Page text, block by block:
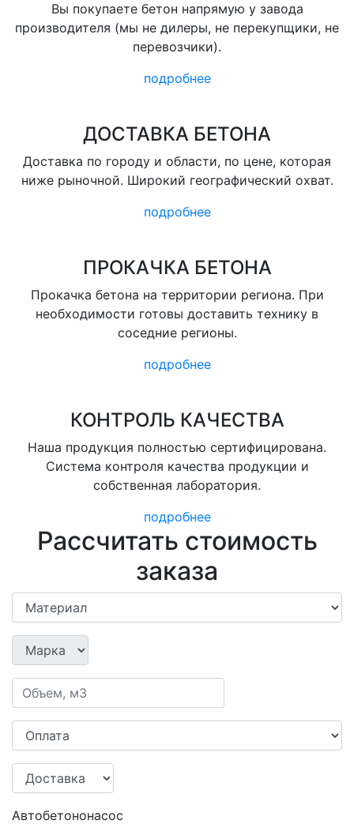
Вы покупаете бетон напрямую у завода
производителя (мы не дилеры, не перекупщики, не
перевозчики).
подробнее
ДОСТАВКА БЕТОНА
Доставка по городу и области, по цене, которая
ниже рыночной. Широкий географический охват.
подробнее
ПРОКАЧКА БЕТОНА
Прокачка бетона на территории региона. При
необходимости готовы доставить технику в
соседние регионы.
подробнее
КОНТРОЛЬ КАЧЕСТВА
Наша продукция полностью сертифицирована.
Система контроля качества продукции и
собственная лаборатория.
подробнее
Рассчитать стоимость
заказа
Автобетононасос